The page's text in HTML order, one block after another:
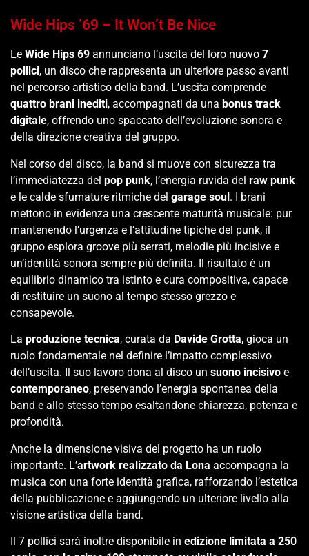
Wide Hips ’69 – It Won’t Be Nice
Le Wide Hips 69 annunciano l’uscita del loro nuovo 7
pollici, un disco che rappresenta un ulteriore passo avanti
nel percorso artistico della band. L’uscita comprende
quattro brani inediti, accompagnati da una bonus track
digitale, offrendo uno spaccato dell’evoluzione sonora e
della direzione creativa del gruppo.
Nel corso del disco, la band si muove con sicurezza tra
l’immediatezza del pop punk, l’energia ruvida del raw punk
e le calde sfumature ritmiche del garage soul. I brani
mettono in evidenza una crescente maturità musicale: pur
mantenendo l’urgenza e l’attitudine tipiche del punk, il
gruppo esplora groove più serrati, melodie più incisive e
un’identità sonora sempre più definita. Il risultato è un
equilibrio dinamico tra istinto e cura compositiva, capace
di restituire un suono al tempo stesso grezzo e
consapevole.
La produzione tecnica, curata da Davide Grotta, gioca un
ruolo fondamentale nel definire l’impatto complessivo
dell’uscita. Il suo lavoro dona al disco un suono incisivo e
contemporaneo, preservando l’energia spontanea della
band e allo stesso tempo esaltandone chiarezza, potenza e
profondità.
Anche la dimensione visiva del progetto ha un ruolo
importante. L’artwork realizzato da Lona accompagna la
musica con una forte identità grafica, rafforzando l’estetica
della pubblicazione e aggiungendo un ulteriore livello alla
visione artistica della band.
Il 7 pollici sarà inoltre disponibile in edizione limitata a 250